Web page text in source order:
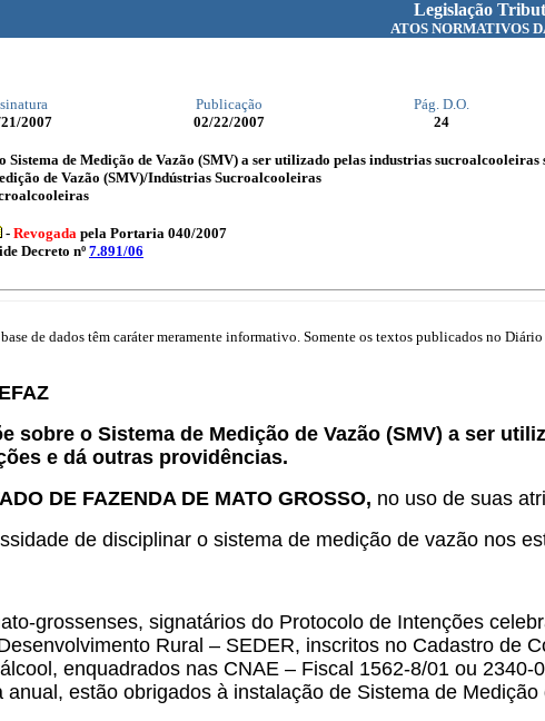
Legislação
ATOS NORMATIVOS
Publicação Pág. D.O.
2007 02/22/2007 24
Sistema de Medição de Vazão (SMV) a ser utilizado pelas industrias
de Vazão (SMV)/Indústrias Sucroalcooleiras
- Revogada pela Portaria 040/2007
Decreto nº7.891/06
de dados têm caráter meramente informativo. Somente os textos publicados no
sobre o Sistema de Medição de Vazão (SMV) a ser
e dá outras providências.
DE FAZENDA DE MATO GROSSO, no uso de suas
de disciplinar o sistema de medição de vazão nos
grossenses, signatários do Protocolo de Intenções
Rural – SEDER, inscritos no Cadastro de
enquadrados nas CNAE – Fiscal 1562-8/01 ou
anual, estão obrigados à instalação de Sistema de